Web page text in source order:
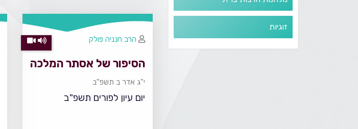
זוגיות
הסיפור של אסתר המלכה
י"ג אדר ב תשפ"ב
יום עיון לפורים תשפ"ב
הרב חנניה פולק